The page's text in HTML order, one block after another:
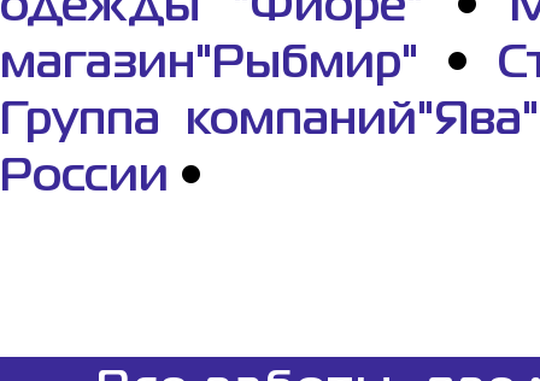
одежды "Фиоре" •
магазин"Рыбмир" •
Группа компаний"Ява"
России •